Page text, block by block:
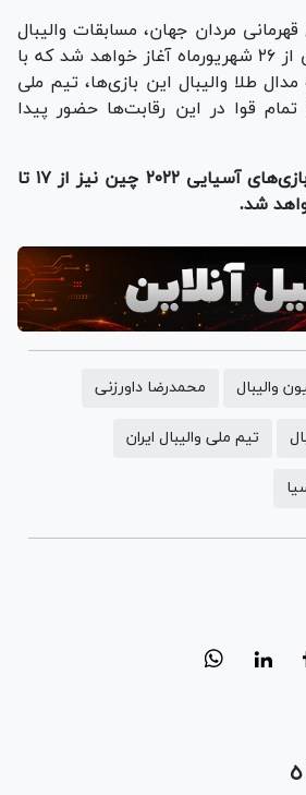
مردان جهان، مسابقات والیبال
مردان بازی‌های آسیایی از ۲۶ شهریورماه آغاز خواهد شد که با
طلا والیبال این بازی‌ها، تیم ملی
تمام قوا در این رقابت‌ها حضور پیدا
مسابقات والیبال زنان بازی‌های آسیایی ۲۰۲۲ چین نیز از ۱۷ تا
والیبال محمدرضا داورزنی
تیم ملی والیبال ایران